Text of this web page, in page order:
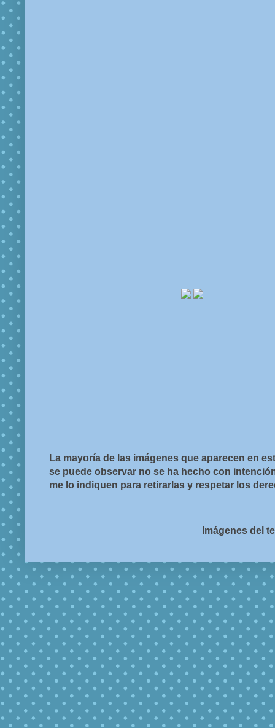
La mayoría de las imágenes que aparecen en
se puede observar no se ha hecho con
me lo indiquen para retirarlas y respetar los
Imágenes del